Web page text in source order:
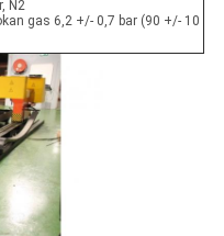
N2
gas 6,2 +/- 0,7 bar (90 +/- 10